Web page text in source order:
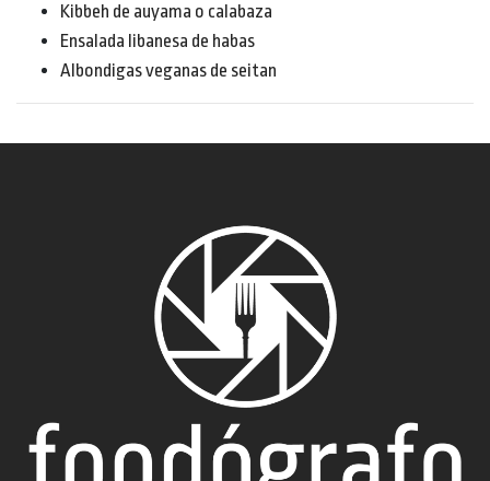
Kibbeh de auyama o calabaza
Ensalada libanesa de habas
Albondigas veganas de seitan